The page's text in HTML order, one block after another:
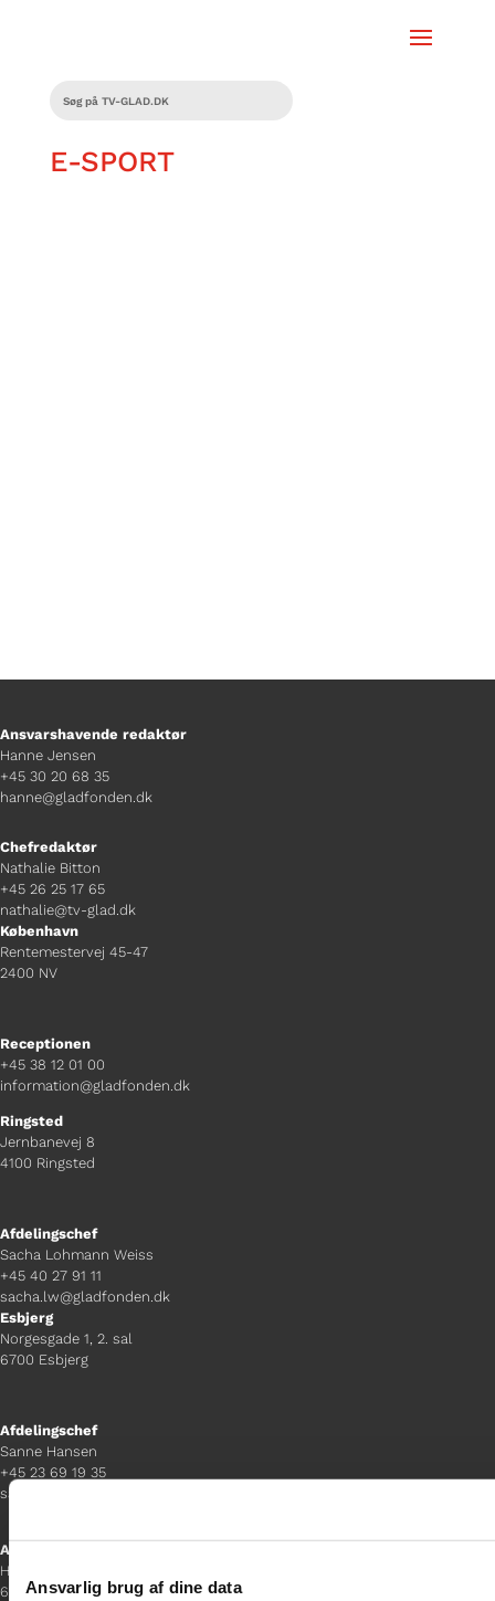
Ansvarlig brug af dine data
E-SPORT
Ansvarshavende redaktør
Hanne Jensen
+45 30 20 68 35
hanne@gladfonden.dk
Chefredaktør
Nathalie Bitton
+45 26 25 17 65
nathalie@tv-glad.dk
København
Rentemestervej 45-47
2400 NV
Receptionen
+45 38 12 01 00
information@gladfonden.dk
Ringsted
Jernbanevej 8
4100 Ringsted
Afdelingschef
Sacha Lohmann Weiss
+45 40 27 91 11
sacha.lw@gladfonden.dk
Esbjerg
Norgesgade 1, 2. sal
6700 Esbjerg
Afdelingschef
Sanne Hansen
+45 23 69 19 35
sanne.h@gladfonden.dk
Aabenraa
H P Hanssens Gade 23, 2.
6200 Aabenraa